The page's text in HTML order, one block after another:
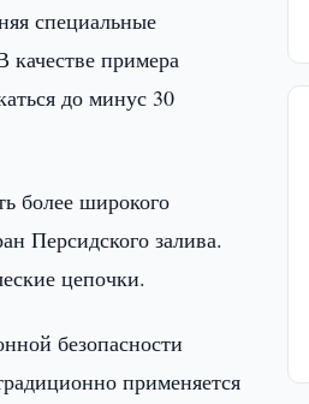
специальные
качестве примера
до минус 30
более широкого
Персидского залива.
цепочки.
безопасности
применяется